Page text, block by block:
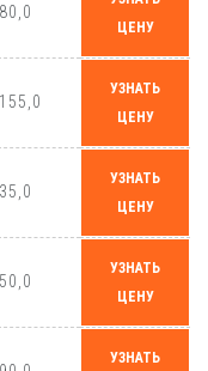
80,0
ЦЕНУ
155,0
УЗНАТЬ
ЦЕНУ
35,0
УЗНАТЬ
ЦЕНУ
50,0
УЗНАТЬ
ЦЕНУ
УЗНАТЬ